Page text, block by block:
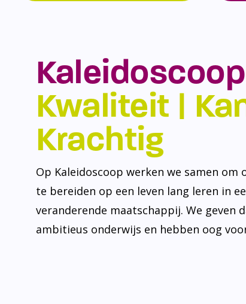
Kwaliteit |
Krachtig
Op Kaleidoscoop werken we samen om
te bereiden op een leven lang leren in
veranderende maatschappij. We geven
ambitieus onderwijs en hebben oog